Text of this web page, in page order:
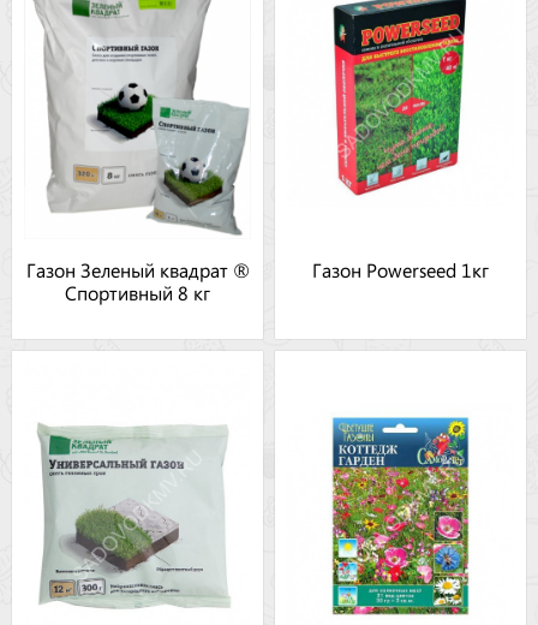
Газон Зеленый квадрат ®
Спортивный 8 кг
Газон Powerseed 1кг